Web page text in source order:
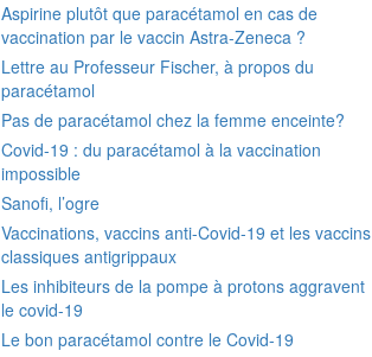
Aspirine plutôt que paracétamol en cas de
vaccination par le vaccin Astra-Zeneca ?
Lettre au Professeur Fischer, à propos du
paracétamol
Pas de paracétamol chez la femme enceinte?
Covid-19 : du paracétamol à la vaccination
impossible
Sanofi, l’ogre
Vaccinations, vaccins anti-Covid-19 et les vaccins
classiques antigrippaux
Les inhibiteurs de la pompe à protons aggravent
le covid-19
Le bon paracétamol contre le Covid-19